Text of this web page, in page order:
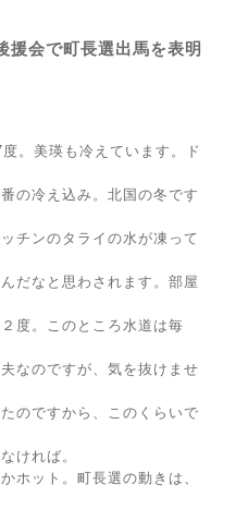
会で町長選出馬を表明
。美瑛も冷えています。ド
の冷え込み。北国の冬です
チンのタライの水が凍って
だなと思わされます。部屋
度。このところ水道は毎
なのですが、気を抜けませ
のですから、このくらいで
ければ。
ホット。町長選の動きは、